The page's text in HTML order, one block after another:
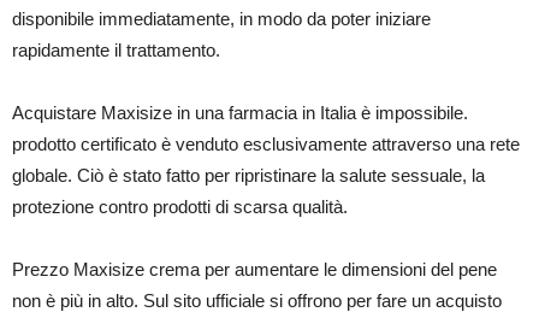
disponibile immediatamente, in modo da poter iniziare
rapidamente il trattamento.
Acquistare Maxisize in una farmacia in Italia è impossibile.
prodotto certificato è venduto esclusivamente attraverso una rete
globale. Ciò è stato fatto per ripristinare la salute sessuale, la
protezione contro prodotti di scarsa qualità.
Prezzo Maxisize crema per aumentare le dimensioni del pene
non è più in alto. Sul sito ufficiale si offrono per fare un acquisto